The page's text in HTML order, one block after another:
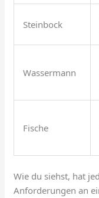
Steinbock
Wassermann
Fische
Wie du siehst, hat
Anforderungen an